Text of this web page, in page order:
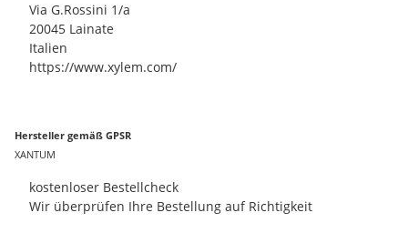
Via G.Rossini 1/a
20045 Lainate
Italien
https://www.xylem.com/
Hersteller gemäß GPSR
XANTUM
kostenloser Bestellcheck
Wir überprüfen Ihre Bestellung auf Richtigkeit